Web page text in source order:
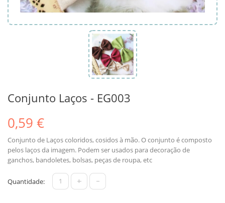
Conjunto Laços - EG003
0,59 €
Conjunto de Laços coloridos, cosidos à mão. O conjunto é composto
pelos laços da imagem. Podem ser usados para decoração de
ganchos, bandoletes, bolsas, peças de roupa, etc
Quantidade: + -